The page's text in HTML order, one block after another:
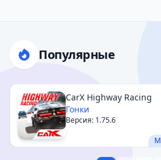
Популярные
CarX Highway Racing
Гонки
Версия: 1.75.6